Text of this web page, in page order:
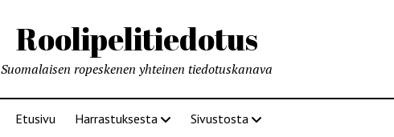
Roolipelitiedotus
Suomalaisen ropeskenen yhteinen tiedotuskanava
Etusivu Harrastuksesta Sivustosta